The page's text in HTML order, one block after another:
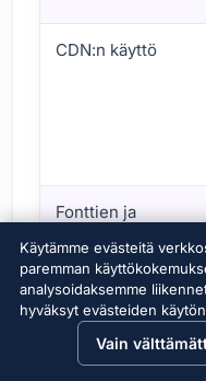
View this
WordPressin
CDN:n käyttö
Fonttien ja
mainosten
hallinta
Käytämme evästeitä
paremman
analysoidaksemme
hyväksyt evästeiden
Vain